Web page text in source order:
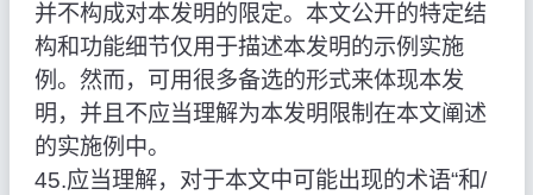
并不构成对本发明的限定。本文公开的特定结
构和功能细节仅用于描述本发明的示例实施
例。然而，可用很多备选的形式来体现本发
明，并且不应当理解为本发明限制在本文阐述
的实施例中。
45.应当理解，对于本文中可能出现的术语“和/